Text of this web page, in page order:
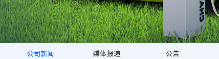
公司新闻 媒体报道 公告